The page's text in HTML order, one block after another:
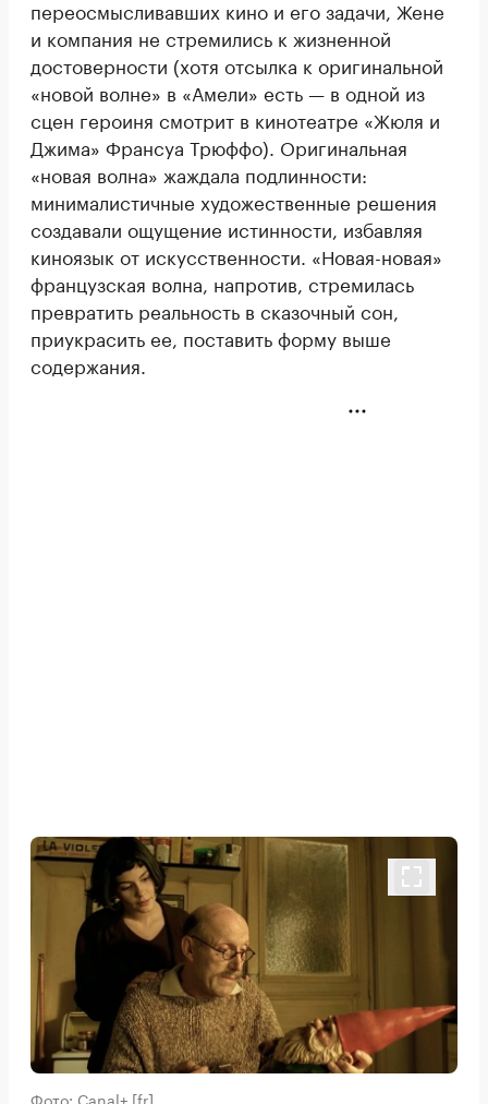
переосмысливавших кино и его задачи, Жене
и компания не стремились к жизненной
достоверности (хотя отсылка к оригинальной
«новой волне» в «Амели» есть — в одной из
сцен героиня смотрит в кинотеатре «Жюля и
Джима» Франсуа Трюффо). Оригинальная
«новая волна» жаждала подлинности:
минималистичные художественные решения
создавали ощущение истинности, избавляя
киноязык от искусственности. «Новая-новая»
французская волна, напротив, стремилась
превратить реальность в сказочный сон,
приукрасить ее, поставить форму выше
содержания.
Фото: Canal+ [fr]